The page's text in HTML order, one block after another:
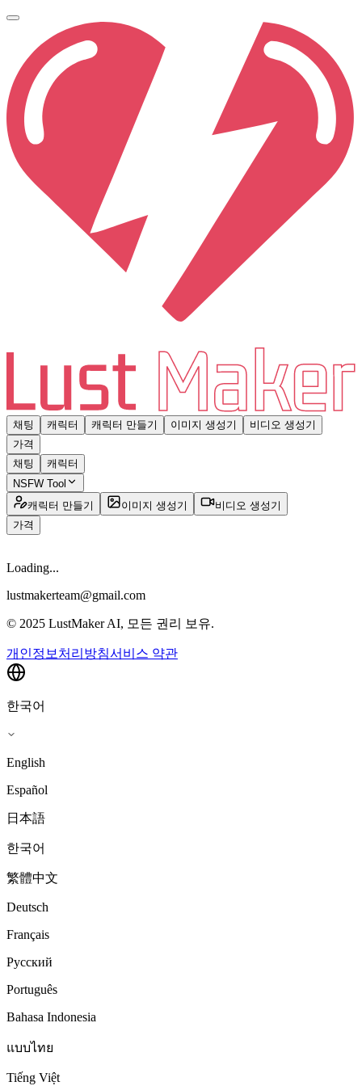
채팅 캐릭터 캐릭터 만들기 이미지 생성기
비디오 생성기
가격
채팅
캐릭터
NSFW Tool
캐릭터 만들기
이미지 생성기
비디오 생성기
가격
Loading...
lustmakerteam@gmail.com
© 2025 LustMaker AI, 모든 권리 보유.
개인정보처리방침서비스 약관
한국어
English
Español
日本語
한국어
繁體中文
Deutsch
Français
Русский
Português
Bahasa Indonesia
แบบไทย
Tiếng Việt